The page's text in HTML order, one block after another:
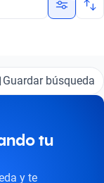
Guardar búsqueda
tu
y te